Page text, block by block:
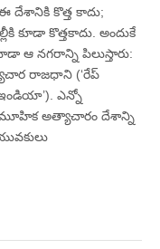
దేశానికి కొత్త కాదు;
కూడా కొత్తకాదు. అందుకే
ఆ నగరాన్ని పిలుస్తారు:
రాజధాని (‘రేప్‌
ఎన్నో
అత్యాచారం దేశాన్ని